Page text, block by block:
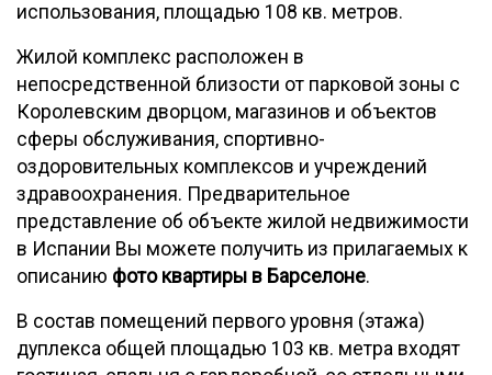
использования, площадью 108 кв. метров.
Жилой комплекс расположен в
непосредственной близости от парковой зоны с
Королевским дворцом, магазинов и объектов
сферы обслуживания, спортивно-
оздоровительных комплексов и учреждений
здравоохранения. Предварительное
представление об объекте жилой недвижимости
в Испании Вы можете получить из прилагаемых к
описанию фото квартиры в Барселоне.
В состав помещений первого уровня (этажа)
дуплекса общей площадью 103 кв. метра входят